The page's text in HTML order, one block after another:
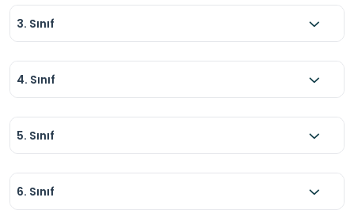
3. Sınıf
4. Sınıf
5. Sınıf
6. Sınıf